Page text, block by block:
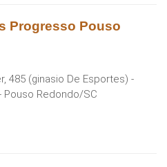
Progresso Pouso
485 (ginasio De Esportes) -
Pouso Redondo/SC